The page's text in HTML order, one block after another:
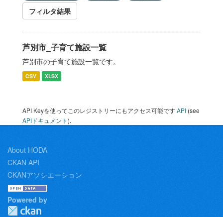
フィルタ結果
芦別市_子育て施設一覧
芦別市の子育て施設一覧です。
CSV XLSX
API Keyを使ってこのレジストリーにもアクセス可能ですAPI (see
APIドキュメント).
About HODA
CKAN API
CKANアソシエーション
Powered by